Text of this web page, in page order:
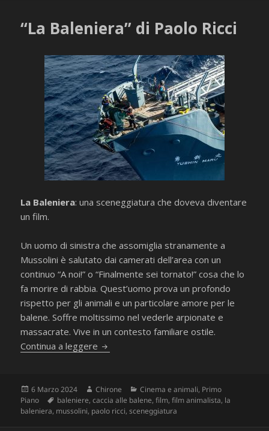
“La Baleniera” di Paolo Ricci
La Baleniera: una sceneggiatura che doveva diventare
un film.
Un uomo di sinistra che assomiglia stranamente a
Mussolini è salutato dai camerati dell’area con un
continuo “A noi!” o “Finalmente sei tornato!” cosa che lo
fa morire di rabbia. Quest’uomo prova un profondo
rispetto per gli animali e un particolare amore per le
balene. Soffre moltissimo nel vederle arpionate e
massacrate. Vive in un contesto familiare ostile.
Continua a leggere “La Baleniera” di Paolo Ricci
Scritto
il
6 Marzo 2024 Autore
Chirone Categorie
Cinema e animali, Primo
Piano
Tag
baleniere,caccia alle balene,film,film animalista, la
baleniera, mussolini, paolo ricci,sceneggiatura